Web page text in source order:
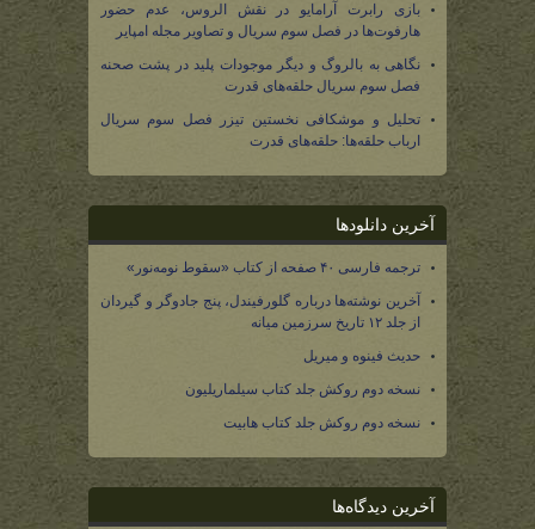
بازی رابرت آرامایو در نقش الروس، عدم حضور
هارفوت‌ها در فصل سوم سریال و تصاویر مجله امپایر
نگاهی به بالروگ و دیگر موجودات پلید در پشت صحنه
فصل سوم سریال حلقه‌های قدرت
تحلیل و موشکافی نخستین تیزر فصل سوم سریال
ارباب حلقه‌ها: حلقه‌های قدرت
آخرین دانلودها
ترجمه فارسی ۴۰ صفحه از کتاب «سقوط نومه‌نور»
آخرین نوشته‌ها درباره گلورفیندل، پنج جادوگر و گیردان
از جلد ۱۲ تاریخ سرزمین میانه
حدیث فینوه و میریل
نسخه دوم روکش جلد کتاب سیلماریلیون
نسخه دوم روکش جلد کتاب هابیت
آخرین دیدگاه‌ها